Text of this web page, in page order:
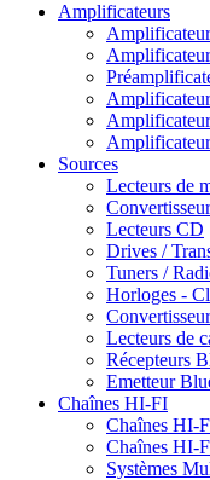
Amplificateurs
Sources
Lecteurs de
Lecteurs CD
Drives /
Tuners /
Horloges -
Lecteurs de
Récepteurs
Emetteur
Chaînes HI-FI
Chaînes HI-
Chaînes HI-
Systèmes